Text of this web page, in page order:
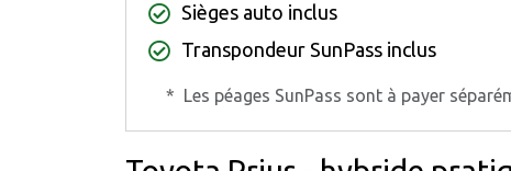
Sièges auto inclus
Transpondeur SunPass inclus
* Les péages SunPass sont à payer